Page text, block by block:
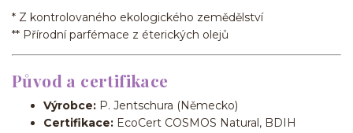
* Z kontrolovaného ekologického zemědělství
** Přírodní parfémace z éterických olejů
Původ a certifikace
Výrobce: P. Jentschura (Německo)
Certifikace: EcoCert COSMOS Natural, BDIH